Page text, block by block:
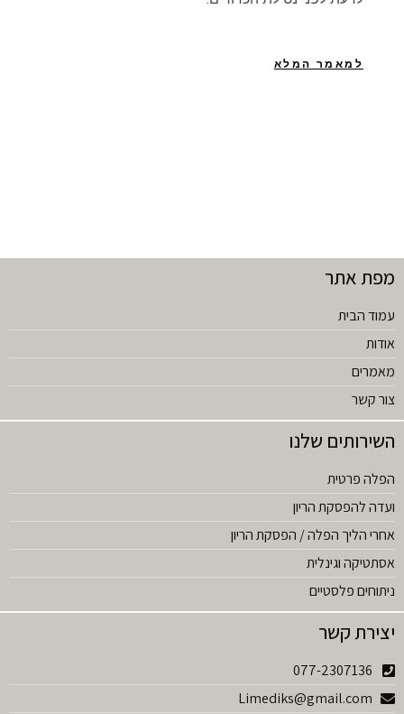
למאמר המלא
מפת אתר
עמוד הבית
אודות
מאמרים
צור קשר
השירותים שלנו
הפלה פרטית
ועדה להפסקת הריון
אחרי הליך הפלה / הפסקת הריון
אסתטיקה וגינלית
ניתוחים פלסטיים
יצירת קשר
077-2307136
Limediks@gmail.com